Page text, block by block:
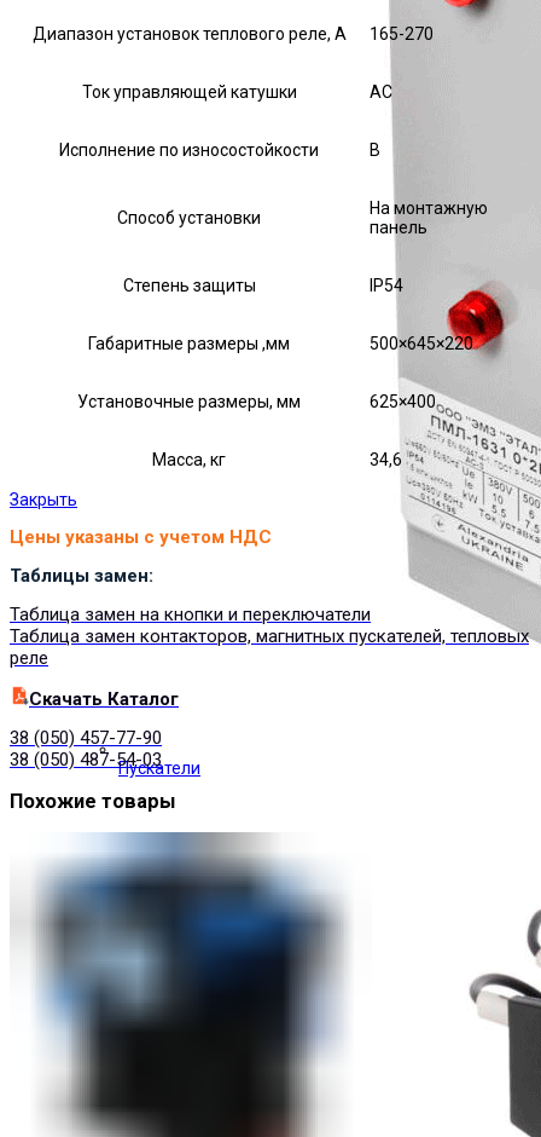
Пускатели
Диапазон установок теплового реле, А 165-270
Ток управляющей катушки АС
Исполнение по износостойкости В
Способ установки
На монтажную
панель
Степень защиты IP54
Габаритные размеры ,мм 500×645×220
Установочные размеры, мм 625×400
Масса, кг 34,6
Закрыть
Цены указаны с учетом НДС
Таблицы замен:
Таблица замен на кнопки и переключатели
Таблица замен контакторов, магнитных пускателей, тепловых
реле
Cкачать Каталог
38 (050) 457-77-90
38 (050) 487-54-03
Похожие товары